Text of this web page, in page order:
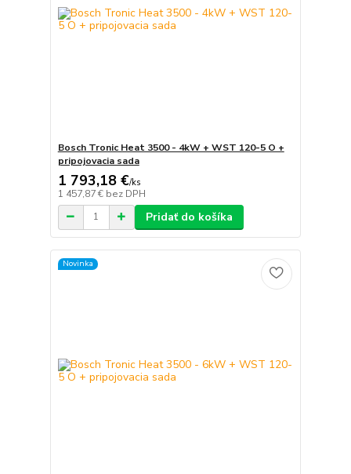
Bosch Tronic Heat 3500 - 4kW + WST 120-5 O +
pripojovacia sada
1 793,18 €/ks
1 457,87 € bez DPH
Pridať do košíka
Novinka